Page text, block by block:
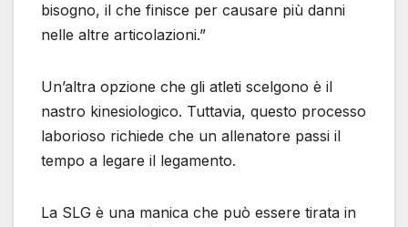
bisogno, il che finisce per causare più danni
nelle altre articolazioni.”
Un’altra opzione che gli atleti scelgono è il
nastro kinesiologico. Tuttavia, questo processo
laborioso richiede che un allenatore passi il
tempo a legare il legamento.
La SLG è una manica che può essere tirata in